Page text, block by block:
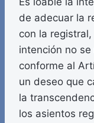
de adecuar la
con la
intención no
conforme al
un deseo que
la
los asientos